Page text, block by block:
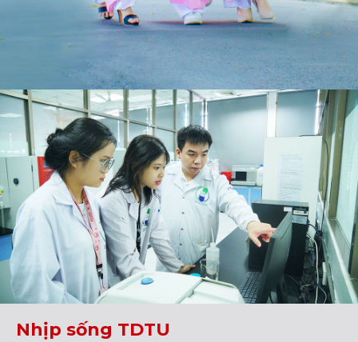
Nhịp sống TDTU